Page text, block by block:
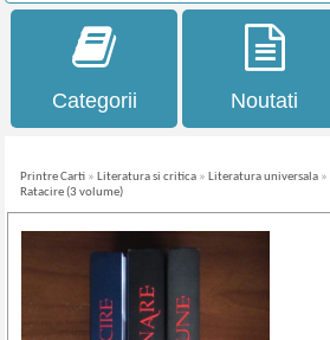
Categorii Noutati
Printre Carti » Literatura si critica » Literatura universala »
Ratacire (3 volume)